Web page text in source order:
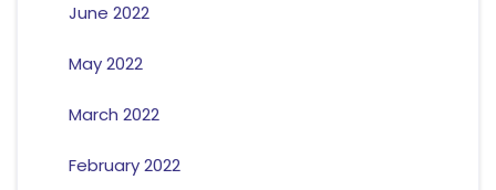
June 2022
May 2022
March 2022
February 2022